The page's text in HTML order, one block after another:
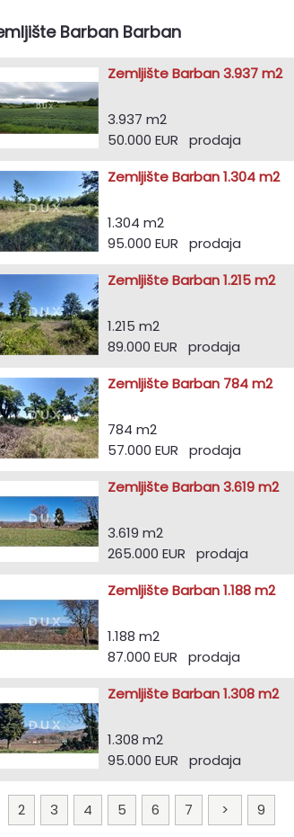
Barban Barban
Zemljište Barban 3.937 m2
3.937 m2
50.000 EUR prodaja
Zemljište Barban 1.304 m2
1.304 m2
95.000 EUR prodaja
Zemljište Barban 1.215 m2
1.215 m2
89.000 EUR prodaja
Zemljište Barban 784 m2
784 m2
57.000 EUR prodaja
Zemljište Barban 3.619 m2
3.619 m2
265.000 EUR prodaja
Zemljište Barban 1.188 m2
1.188 m2
87.000 EUR prodaja
Zemljište Barban 1.308 m2
1.308 m2
95.000 EUR prodaja
2 3 4 5 6 7 > 9